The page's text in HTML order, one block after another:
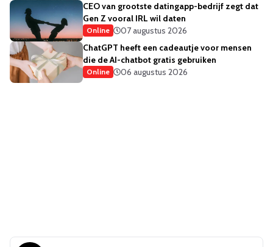
CEO van grootste datingapp-bedrijf zegt dat
Gen Z vooral IRL wil daten
Online
07 augustus 2026
ChatGPT heeft een cadeautje voor mensen
die de AI-chatbot gratis gebruiken
Online 06 augustus 2026